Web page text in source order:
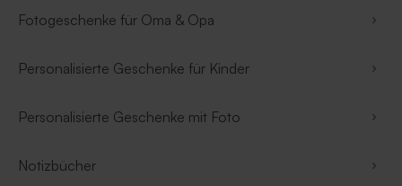
Fotogeschenke für Oma & Opa
Personalisierte Geschenke für Kinder
Personalisierte Geschenke mit Foto
Notizbücher